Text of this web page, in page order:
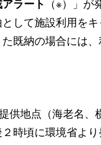
ラート （※）」
して施設利用を
既納の場合には、
地点（海老名、
時頃に環境省より